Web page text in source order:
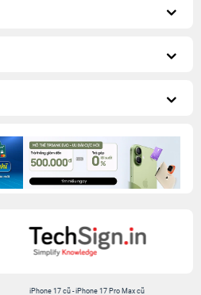
iPhone 17 cũ-iPhone 17 Pro Max cũ